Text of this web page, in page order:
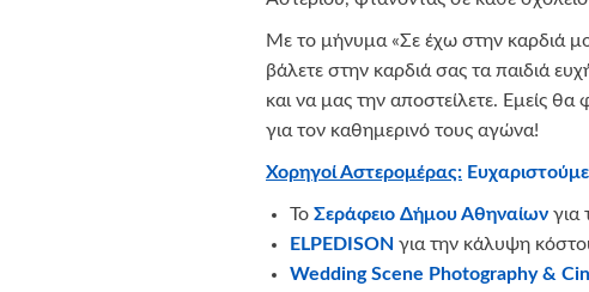
Mε το μήνυμα «Σε έχω στην καρδιά
βάλετε στην καρδιά σας τα παιδιά
και να μας την αποστείλετε. Εμείς
για τον καθημερινό τους αγώνα!
Χορηγοί Αστερομέρας:
Το Σεράφειο Δήμου Αθηναίωνγια
ELPEDISON για την κάλυψη
Wedding Scene Photography &